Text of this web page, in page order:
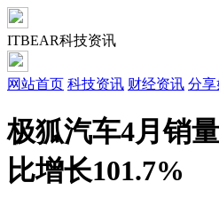
ITBEAR科技资讯
网站首页 科技资讯 财经资讯 分
极狐汽车4月销
比增长101.7%